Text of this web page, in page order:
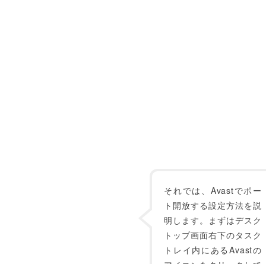
それでは、Avastでポー
ト開放する設定方法を説
明します。まずはデスク
トップ画面右下のタスク
トレイ内にあるAvastの